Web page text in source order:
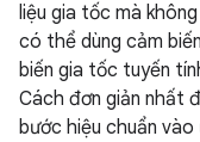
liệu gia tốc mà
có thể dùng cảm
biến gia tốc tuyến
Cách đơn giản nhất
bước hiệu chuẩn